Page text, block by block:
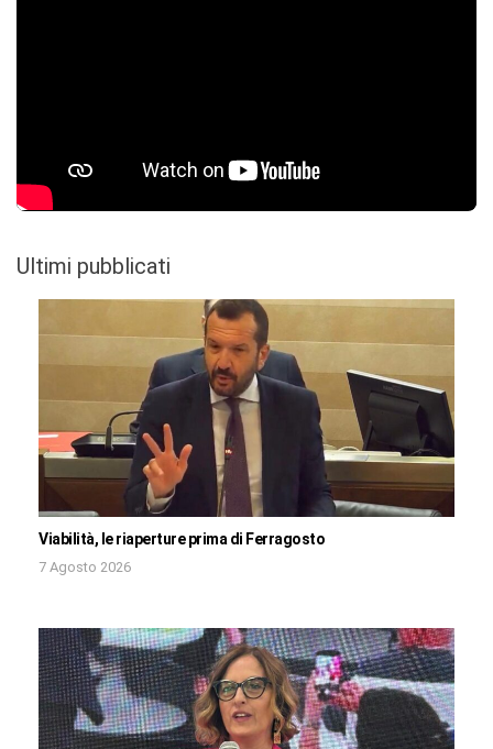
Ultimi pubblicati
Viabilità, le riaperture prima di Ferragosto
7 Agosto 2026